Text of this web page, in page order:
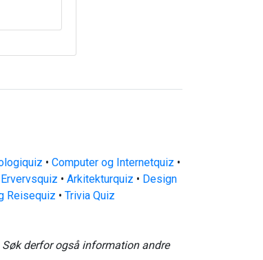
• Computer og Internetquiz •
• Arkitekturquiz • Design
Reisequiz • Trivia Quiz
derfor også information andre